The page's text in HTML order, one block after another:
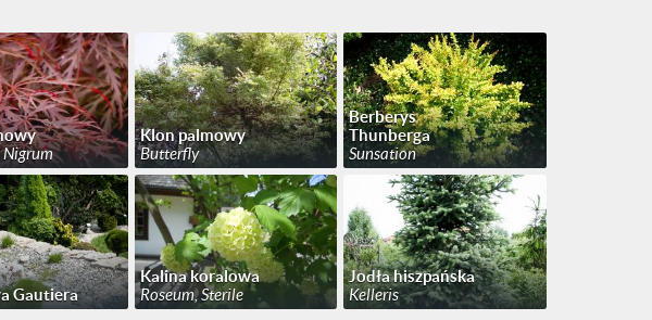
Nigrum
Klon palmowy
Butterfly
Berberys
Thunberga
Sunsation
Gautiera
Kalina koralowa
Roseum, Sterile
Jodła hiszpańska
Kelleris